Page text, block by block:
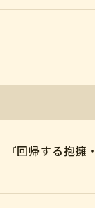
回帰する抱擁